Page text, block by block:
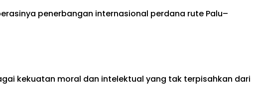
penerbangan internasional perdana rute Palu–
kekuatan moral dan intelektual yang tak terpisahkan dari